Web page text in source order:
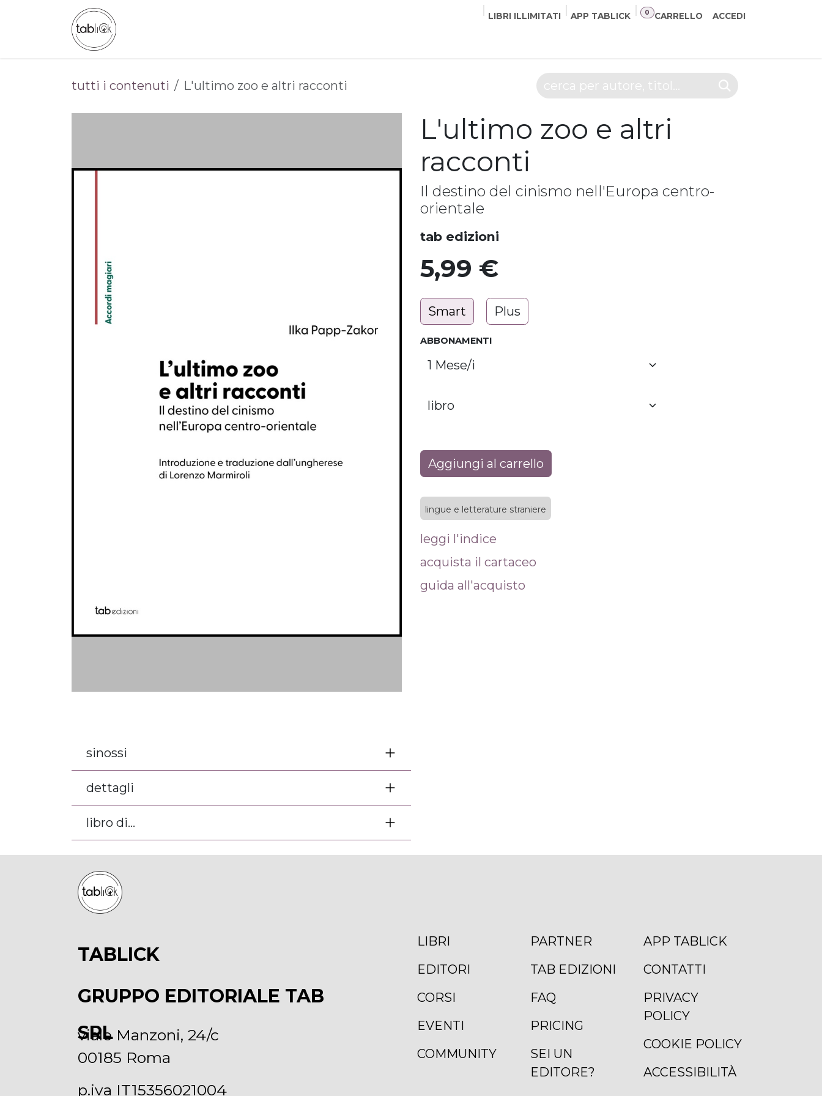
Passa al contenuto LIBRI ILLIMITATI APP TABLICK CARRELLO
0 ACCEDI
tutti i contenuti L'ultimo zoo e altri racconti
L'ultimo zoo e altri
racconti
Il destino del cinismo nell'Europa centro-
orientale
tab edizioni
5,99 €
Smart Plus
ABBONAMENTI
Aggiungi al carrello
lingue e letterature straniere
leggi l'indice
acquista il cartaceo
guida all'acquisto
sinossi
dettagli
libro di...
viale Manzoni, 24/c
00185 Roma
p.iva IT15356021004
APP TABLICK
CONTATTI
PRIVACY
POLICY
COOKIE POLICY
ACCESSIBILITÀ
PARTNER
TAB EDIZIONI
FAQ
PRICING
SEI UN
EDITORE?
LIBRI
EDITORI
CORSI
EVENTI
COMMUNITY
TABLICK
GRUPPO EDITORIALE TAB
SRL